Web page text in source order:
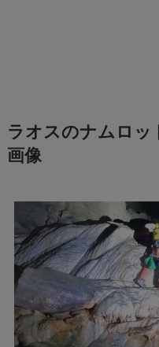
ラオスのナムロッ
画像